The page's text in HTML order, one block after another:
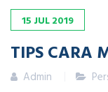
15 JUL2019
TIPS CARA
Admin